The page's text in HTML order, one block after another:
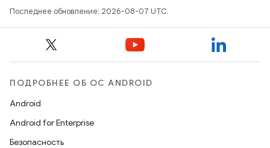
Последнее обновление: 2026-08-07 UTC.
ПОДРОБНЕЕ ОБ ОС ANDROID
Android
Android for Enterprise
Безопасность